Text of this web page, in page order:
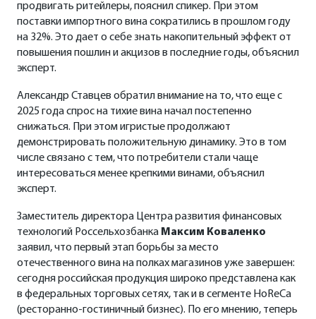
продвигать ритейлеры, пояснил спикер. При этом
поставки импортного вина сократились в прошлом году
на 32%. Это дает о себе знать накопительный эффект от
повышения пошлин и акцизов в последние годы, объяснил
эксперт.
Александр Ставцев обратил внимание на то, что еще с
2025 года спрос на тихие вина начал постепенно
снижаться. При этом игристые продолжают
демонстрировать положительную динамику. Это в том
числе связано с тем, что потребители стали чаще
интересоваться менее крепкими винами, объяснил
эксперт.
Заместитель директора Центра развития финансовых
технологий Россельхозбанка Максим Коваленко
заявил, что первый этап борьбы за место
отечественного вина на полках магазинов уже завершен:
сегодня российская продукция широко представлена как
в федеральных торговых сетях, так и в сегменте HoReCa
(ресторанно-гостиничный бизнес). По его мнению, теперь